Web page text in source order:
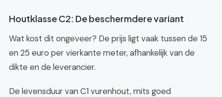
Houtklasse C2: De beschermdere variant
Wat kost dit ongeveer? De prijs ligt vaak tussen de 15
en 25 euro per vierkante meter, afhankelijk van de
dikte en de leverancier.
De levensduur van C1 vurenhout, mits goed